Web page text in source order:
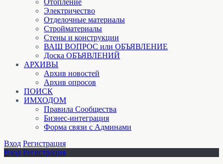
Электричество
Отделочные материалы
Стройматериалы
Стены и конструкции
ВАШ ВОПРОС или ОБЪЯВЛЕНИЕ
Доска ОБЪЯВЛЕНИЙ
АРХИВЫ
Архив новостей
Архив опросов
ПОИСК
ИМХОДОМ
Правила Сообщества
Бизнес-интеграция
Форма связи с Админами
Вход Регистрация
Вход Регистрация